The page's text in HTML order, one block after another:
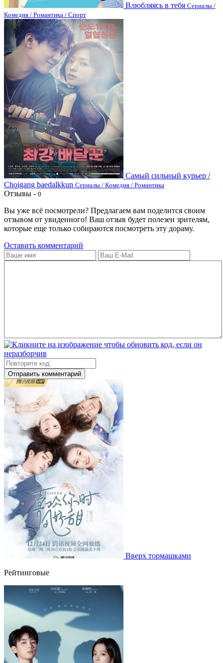
Влюбляясь в тебя Сериалы /
Комедия / Романтика / Спорт
Самый сильный курьер /
Choigang baedalkkun Сериалы / Комедия / Романтика
Отзывы - 0
Вы уже всё посмотрели? Предлагаем вам поделится своим
отзывом от увиденного! Ваш отзыв будет полезен зрителям,
которые еще только собираются посмотреть эту дораму.
Оставить комментарий
Отправить комментарий
Вверх тормашками
Рейтинговые